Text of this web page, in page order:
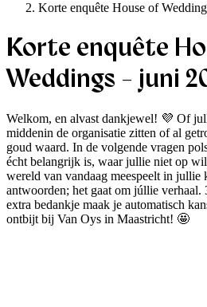
Korte enquête House of
Korte enquête
Weddings - juni
Welkom, en alvast dankjewel! 💜 Of
middenin de organisatie zitten of al
goud waard. In de volgende vragen
écht belangrijk is, waar jullie niet op
wereld van vandaag meespeelt in jullie
antwoorden; het gaat om júllie verhaal.
extra bedankje maak je automatisch
ontbijt bij Van Oys in Maastricht! 🤩